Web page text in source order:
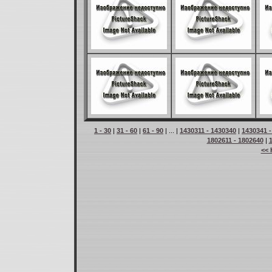
1 - 30 | 31 - 60 | 61 - 90 | ... | 1430311 - 1430340 | 1430341
1802611 - 1802640|
<<